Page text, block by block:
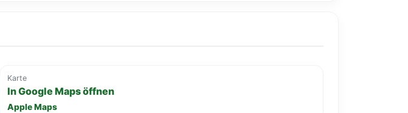
Karte
In Google Maps öffnen
Apple Maps